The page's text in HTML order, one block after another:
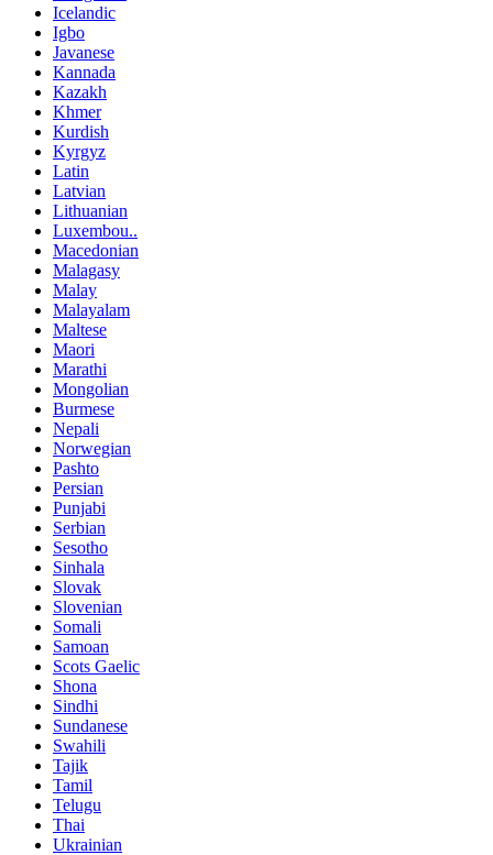
Icelandic
Igbo
Javanese
Kannada
Kazakh
Khmer
Kurdish
Kyrgyz
Latin
Latvian
Lithuanian
Luxembou..
Macedonian
Malagasy
Malay
Malayalam
Maltese
Maori
Marathi
Mongolian
Burmese
Nepali
Norwegian
Pashto
Persian
Punjabi
Serbian
Sesotho
Sinhala
Slovak
Slovenian
Somali
Samoan
Scots Gaelic
Shona
Sindhi
Sundanese
Swahili
Tajik
Tamil
Telugu
Thai
Ukrainian